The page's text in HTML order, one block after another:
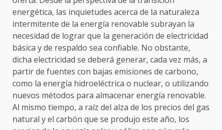
energética, las inquietudes acerca de la naturaleza
intermitente de la energía renovable subrayan la
necesidad de lograr que la generación de electricidad
básica y de respaldo sea confiable. No obstante,
dicha electricidad se deberá generar, cada vez más, a
partir de fuentes con bajas emisiones de carbono,
como la energía hidroeléctrica o nuclear, o utilizando
nuevos métodos para almacenar energía renovable.
Al mismo tiempo, a raíz del alza de los precios del gas
natural y el carbón que se produjo este año, los